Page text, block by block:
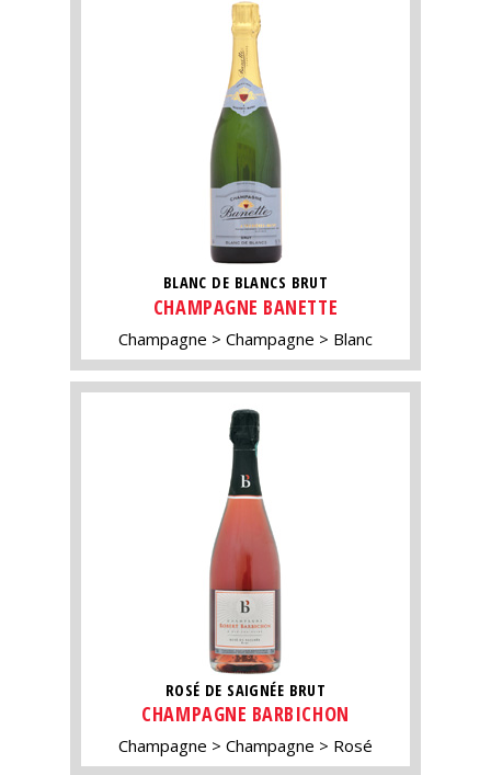
BLANC DE BLANCS BRUT
CHAMPAGNE BANETTE
Champagne Champagne Blanc
ROSÉ DE SAIGNÉE BRUT
CHAMPAGNE BARBICHON
Champagne Champagne Rosé